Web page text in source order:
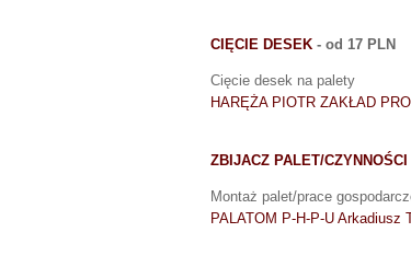
CIĘCIE DESEK - od 17 PLN
Cięcie desek na palety
HARĘŻA PIOTR ZAKŁAD
ZBIJACZ PALET/
Montaż palet/prace
PALATOM P-H-P-U Arkadiusz